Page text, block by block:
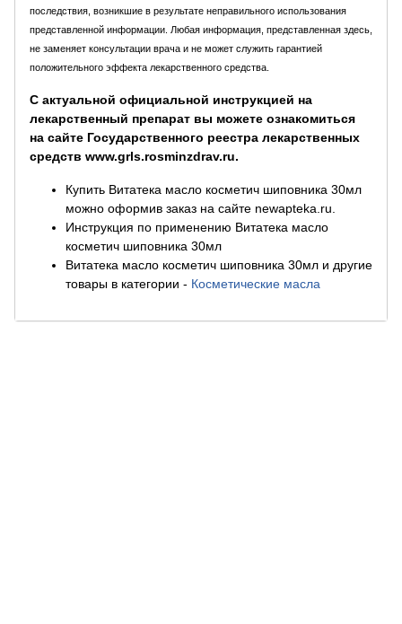
последствия, возникшие в результате неправильного использования
представленной информации. Любая информация, представленная здесь,
не заменяет консультации врача и не может служить гарантией
положительного эффекта лекарственного средства.
С актуальной официальной инструкцией на
лекарственный препарат вы можете ознакомиться
на сайте Государственного реестра лекарственных
средств www.grls.rosminzdrav.ru.
Купить Витатека масло косметич шиповника 30мл
можно оформив заказ на сайте newapteka.ru.
Инструкция по применению Витатека масло
косметич шиповника 30мл
Витатека масло косметич шиповника 30мл и другие
товары в категории - Косметические масла